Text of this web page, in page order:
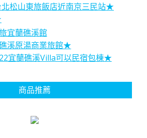
北松山東旅飯店近南京三民站★
宜蘭礁溪館
礁溪原湯商業旅館★
22宜蘭礁溪Villa可以民宿包棟★
商品推薦